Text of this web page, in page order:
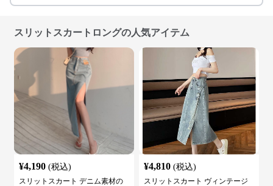
スリットスカートロングの人気アイテム
¥4,190 (税込)
スリットスカート デニム素材の
¥4,810 (税込)
スリットスカート ヴィンテージ